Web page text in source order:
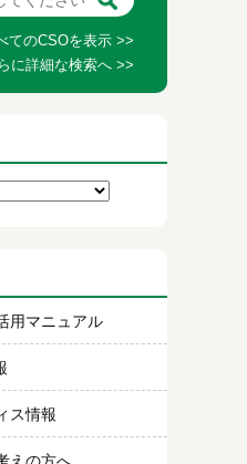
てのCSOを表示 >>
に詳細な検索へ >>
用マニュアル
ス情報